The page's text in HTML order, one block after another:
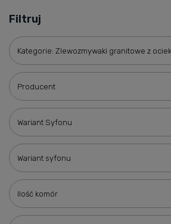
Filtruj
Kategorie: Zlewozmywaki granitowe z
Producent
Wariant Syfonu
Wariant syfonu
Ilość komór